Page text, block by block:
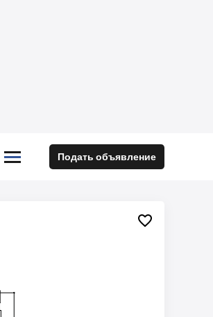


 Подать объявление
